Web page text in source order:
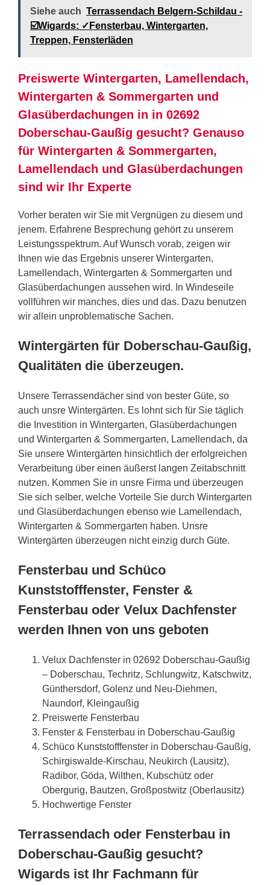
Siehe auch Terrassendach Belgern-Schildau -
☑️Wigards: ✓Fensterbau, Wintergarten,
Treppen, Fensterläden
Preiswerte Wintergarten, Lamellendach,
Wintergarten & Sommergarten und
Glasüberdachungen in in 02692
Doberschau-Gaußig gesucht? Genauso
für Wintergarten & Sommergarten,
Lamellendach und Glasüberdachungen
sind wir Ihr Experte
Vorher beraten wir Sie mit Vergnügen zu diesem und
jenem. Erfahrene Besprechung gehört zu unserem
Leistungsspektrum. Auf Wunsch vorab, zeigen wir
Ihnen wie das Ergebnis unserer Wintergarten,
Lamellendach, Wintergarten & Sommergarten und
Glasüberdachungen aussehen wird. In Windeseile
vollführen wir manches, dies und das. Dazu benutzen
wir allein unproblematische Sachen.
Wintergärten für Doberschau-Gaußig,
Qualitäten die überzeugen.
Unsere Terrassendächer sind von bester Güte, so
auch unsre Wintergärten. Es lohnt sich für Sie täglich
die Investition in Wintergarten, Glasüberdachungen
und Wintergarten & Sommergarten, Lamellendach, da
Sie unsere Wintergärten hinsichtlich der erfolgreichen
Verarbeitung über einen äußerst langen Zeitabschnitt
nutzen. Kommen Sie in unsre Firma und überzeugen
Sie sich selber, welche Vorteile Sie durch Wintergarten
und Glasüberdachungen ebenso wie Lamellendach,
Wintergarten & Sommergarten haben. Unsre
Wintergärten überzeugen nicht einzig durch Güte.
Fensterbau und Schüco
Kunststofffenster, Fenster &
Fensterbau oder Velux Dachfenster
werden Ihnen von uns geboten
Velux Dachfenster in 02692 Doberschau-Gaußig
– Doberschau, Techritz, Schlungwitz, Katschwitz,
Günthersdorf, Golenz und Neu-Diehmen,
Naundorf, Kleingaußig
Preiswerte Fensterbau
Fenster & Fensterbau in Doberschau-Gaußig
Schüco Kunststofffenster in Doberschau-Gaußig,
Schirgiswalde-Kirschau, Neukirch (Lausitz),
Radibor, Göda, Wilthen, Kubschütz oder
Obergurig, Bautzen, Großpostwitz (Oberlausitz)
Hochwertige Fenster
Terrassendach oder Fensterbau in
Doberschau-Gaußig gesucht?
Wigards ist Ihr Fachmann für